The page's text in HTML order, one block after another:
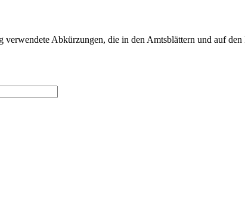
Abkürzungen, die in den Amtsblättern und auf